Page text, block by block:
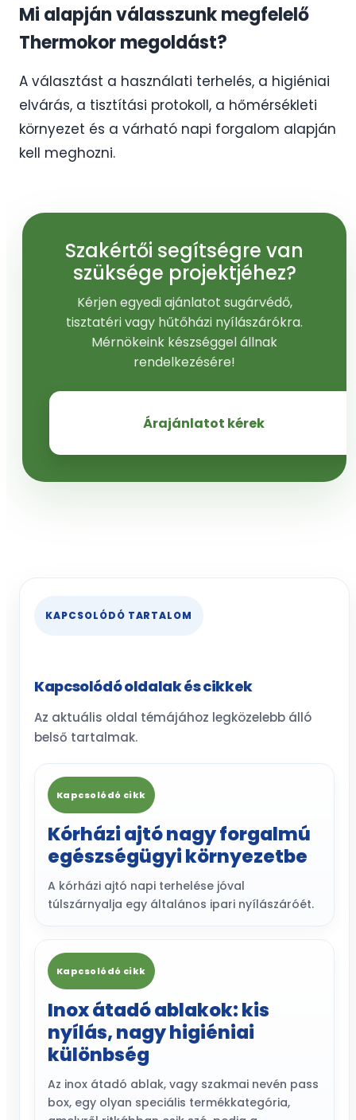
Mi alapján válasszunk megfelelő
Thermokor megoldást?
A választást a használati terhelés, a higiéniai
elvárás, a tisztítási protokoll, a hőmérsékleti
környezet és a várható napi forgalom alapján
kell meghozni.
Szakértői segítségre van
szüksége projektjéhez?
Kérjen egyedi ajánlatot sugárvédő,
tisztatéri vagy hűtőházi nyílászárókra.
Mérnökeink készséggel állnak
rendelkezésére!
Árajánlatot kérek
KAPCSOLÓDÓ TARTALOM
Kapcsolódó oldalak és cikkek
Az aktuális oldal témájához legközelebb álló
belső tartalmak.
Kapcsolódó cikk
Kórházi ajtó nagy forgalmú
egészségügyi környezetbe
A kórházi ajtó napi terhelése jóval
túlszárnyalja egy általános ipari nyílászáróét.
Kapcsolódó cikk
Inox átadó ablakok: kis
nyílás, nagy higiéniai
különbség
Az inox átadó ablak, vagy szakmai nevén pass
box, egy olyan speciális termékkategória,